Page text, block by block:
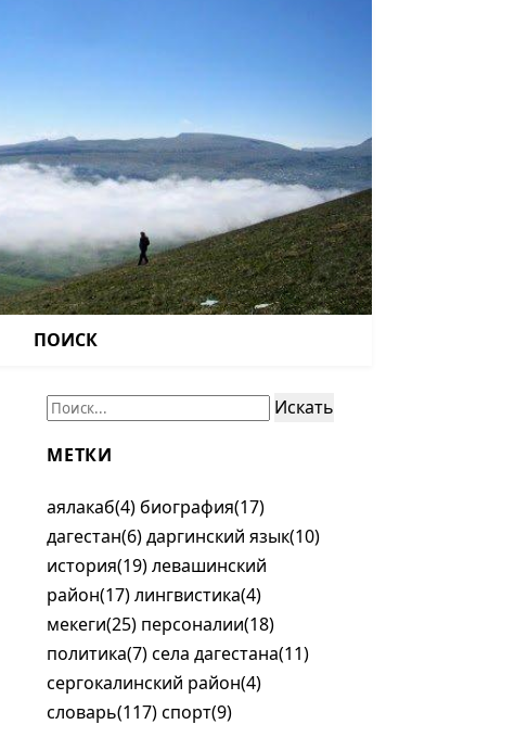
ПОИСК
Поиск:
Искать
МЕТКИ
аялакаб(4) биография(17)
дагестан(6)даргинский язык(10)
история(19)левашинский
район(17)лингвистика(4)
мекеги(25) персоналии(18)
политика(7)села дагестана(11)
сергокалинский район(4)
словарь(117)спорт(9)